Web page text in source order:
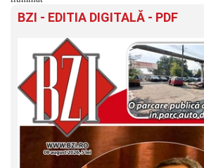
BZI - EDITIA DIGITALĂ - PDF